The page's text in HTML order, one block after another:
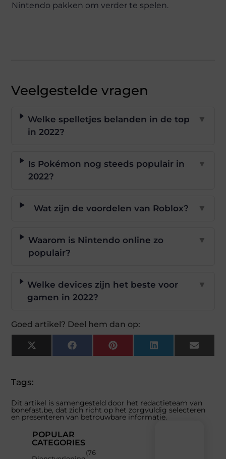
Nintendo pakken om verder te spelen.
Veelgestelde vragen
Welke spelletjes belanden in de top
in 2022?
▼
Is Pokémon nog steeds populair in
2022?
▼
Wat zijn de voordelen van Roblox? ▼
Waarom is Nintendo online zo
populair?
▼
Welke devices zijn het beste voor
gamen in 2022?
▼
Goed artikel? Deel hem dan op:
X
(Twitter)
FacebookPinterestLinkedInEmail
Tags:
Dit artikel is samengesteld door het redactieteam van
bonefast.be, dat zich richt op het zorgvuldig selecteren
en presenteren van betrouwbare informatie.
POPULAR
CATEGORIES
(76